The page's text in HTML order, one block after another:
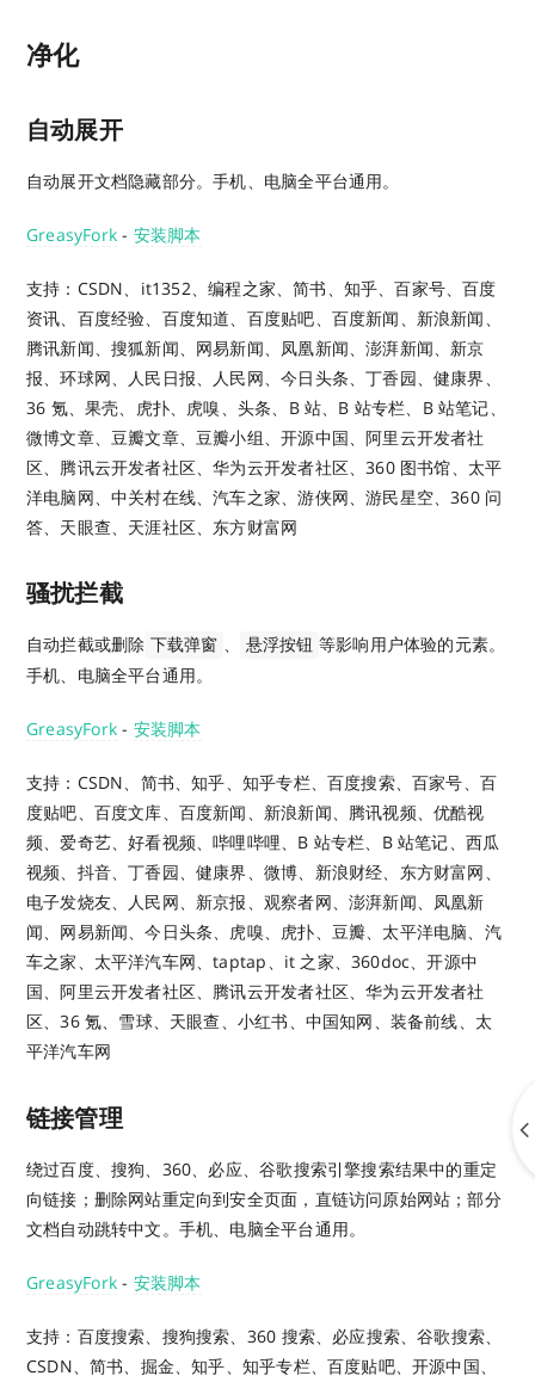
净化
自动展开
自动展开文档隐藏部分。手机、电脑全平台通用。
GreasyFork - 安装脚本
支持：CSDN、it1352、编程之家、简书、知乎、百家号、百度
资讯、百度经验、百度知道、百度贴吧、百度新闻、新浪新闻、
腾讯新闻、搜狐新闻、网易新闻、凤凰新闻、澎湃新闻、新京
报、环球网、人民日报、人民网、今日头条、丁香园、健康界、
36 氪、果壳、虎扑、虎嗅、头条、B 站、B 站专栏、B 站笔记、
微博文章、豆瓣文章、豆瓣小组、开源中国、阿里云开发者社
区、腾讯云开发者社区、华为云开发者社区、360 图书馆、太平
洋电脑网、中关村在线、汽车之家、游侠网、游民星空、360 问
答、天眼查、天涯社区、东方财富网
骚扰拦截
自动拦截或删除 下载弹窗 、 悬浮按钮 等影响用户体验的元素。
手机、电脑全平台通用。
GreasyFork - 安装脚本
支持：CSDN、简书、知乎、知乎专栏、百度搜索、百家号、百
度贴吧、百度文库、百度新闻、新浪新闻、腾讯视频、优酷视
频、爱奇艺、好看视频、哔哩哔哩、B 站专栏、B 站笔记、西瓜
视频、抖音、丁香园、健康界、微博、新浪财经、东方财富网、
电子发烧友、人民网、新京报、观察者网、澎湃新闻、凤凰新
闻、网易新闻、今日头条、虎嗅、虎扑、豆瓣、太平洋电脑、汽
车之家、太平洋汽车网、taptap、it 之家、360doc、开源中
国、阿里云开发者社区、腾讯云开发者社区、华为云开发者社
区、36 氪、雪球、天眼查、小红书、中国知网、装备前线、太
平洋汽车网
链接管理
绕过百度、搜狗、360、必应、谷歌搜索引擎搜索结果中的重定
向链接；删除网站重定向到安全页面，直链访问原始网站；部分
文档自动跳转中文。手机、电脑全平台通用。
GreasyFork - 安装脚本
支持：百度搜索、搜狗搜索、360 搜索、必应搜索、谷歌搜索、
CSDN、简书、掘金、知乎、知乎专栏、百度贴吧、开源中国、